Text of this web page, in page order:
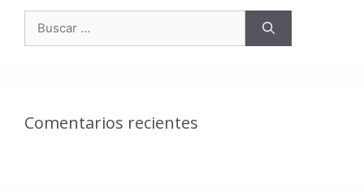
Comentarios recientes